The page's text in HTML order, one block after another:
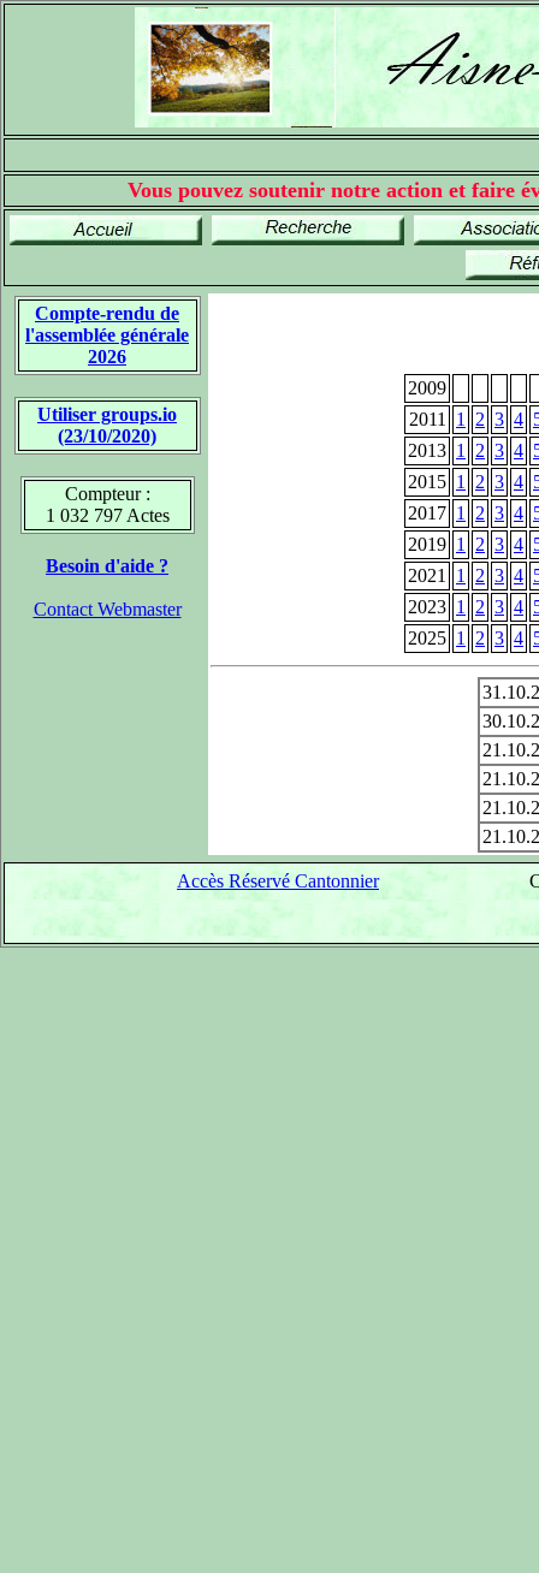
Vous pouvez soutenir notre action et faire
Compte-rendu de
l'assemblée générale
2026
Utiliser groups.io
(23/10/2020)
Compteur :
1 032 797 Actes
Besoin d'aide ?
Contact Webmaster
2009
2011
1 2 3 4
2013 1 2 3 4
2015 1 2 3 4
2017 1 2 3 4
2019 1 2 3 4
2021
1 2 3 4
2023 1 2 3 4
2025 1 2 3 4
Accès Réservé Cantonnier